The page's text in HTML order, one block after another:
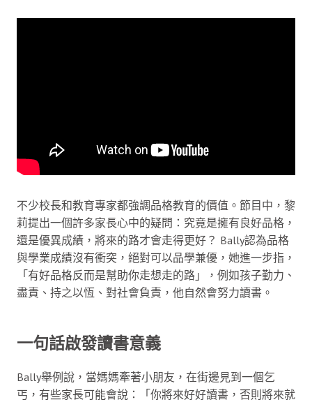
不少校長和教育專家都強調品格教育的價值。節目中，黎
莉提出一個許多家長心中的疑問：究竟是擁有良好品格，
還是優異成績，將來的路才會走得更好？ Bally認為品格
與學業成績沒有衝突，絕對可以品學兼優，她進一步指，
「有好品格反而是幫助你走想走的路」，例如孩子勤力、
盡責、持之以恆、對社會負責，他自然會努力讀書。
一句話啟發讀書意義
Bally舉例說，當媽媽牽著小朋友，在街邊見到一個乞
丐，有些家長可能會說：「你將來好好讀書，否則將來就